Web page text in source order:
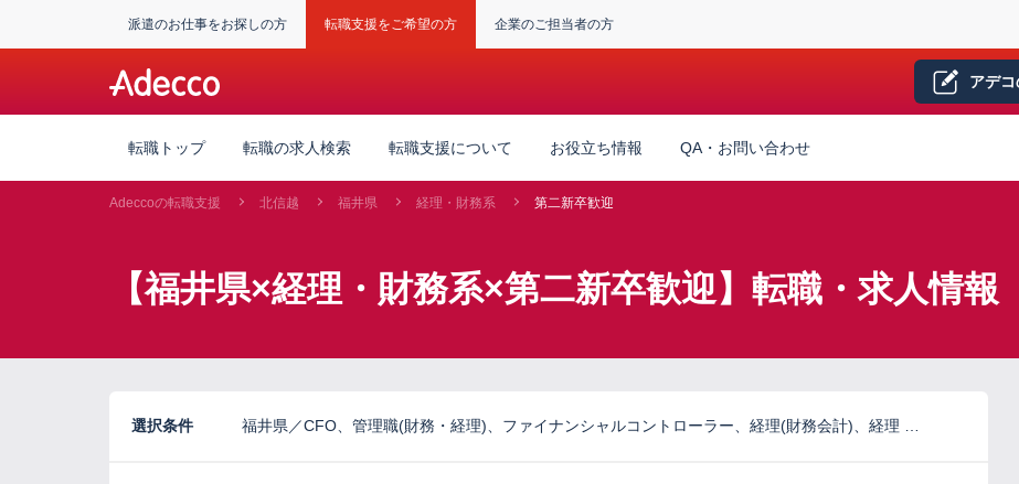
派遣のお仕事をお探しの方 転職支援をご希望の方 企業のご担当者の方
アデ
転職トップ 転職の求人検索 転職支援について お役立ち情報 QA・お問い合わせ
Adeccoの転職支援 北信越 福井県 経理・財務系 第二新卒歓迎
【福井県×経理・財務系×第二新卒歓迎】転職・求人情報
選択条件 福井県／CFO、管理職(財務・経理)、ファイナンシャルコントローラー、経理(財務会計)、経理 …